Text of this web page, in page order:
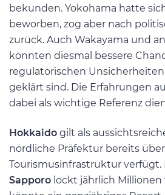
bekunden. Yokohama hatte
beworben, zog aber nach
zurück. Auch Wakayama und
könnten diesmal bessere
regulatorischen
geklärt sind. Die Erfahrungen
dabei als wichtige Referenz
Hokkaido gilt als
nördliche Präfektur bereits
Tourismusinfrastruktur verfügt.
Sapporo lockt jährlich